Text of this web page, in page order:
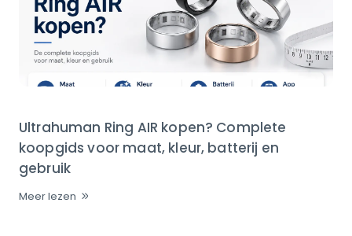
Ultrahuman Ring AIR kopen? Complete
koopgids voor maat, kleur, batterij en
gebruik
Meer lezen